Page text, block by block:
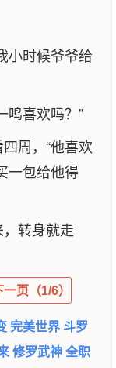
小时候爷爷给
鸣喜欢吗？”
周，“他喜欢
一包给他得
转身就走
页（1/6）
完美世界 斗罗
修罗武神全职